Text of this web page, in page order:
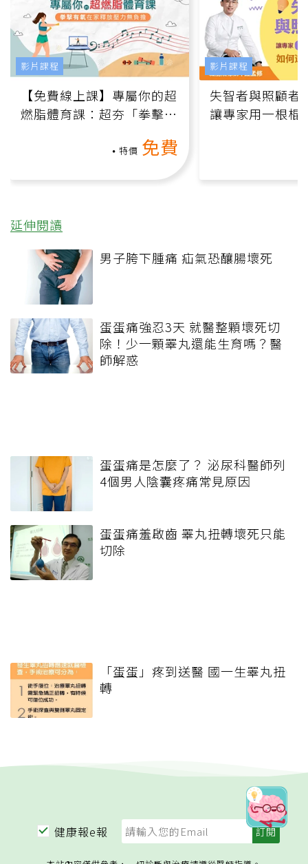
【免費線上課】專屬你的超
燃脂體育課：超夯「拳擊有
特價 免費
影片課程
失智者與照顧者
讓專家用一根棍
影片課程
延伸閱讀
男子胯下腫痛 疝氣恐釀腸壞死
蛋蛋痛強忍3天 就醫整顆壞死切
除！少一顆睪丸還能生育嗎？醫
師解惑
蛋蛋痛是怎麼了？ 泌尿科醫師列
4個男人陰囊疼痛常見原因
蛋蛋痛羞啟齒 睪丸扭轉壞死只能
切除
「蛋蛋」疼到送醫 國一生睪丸扭
轉
健康報e報